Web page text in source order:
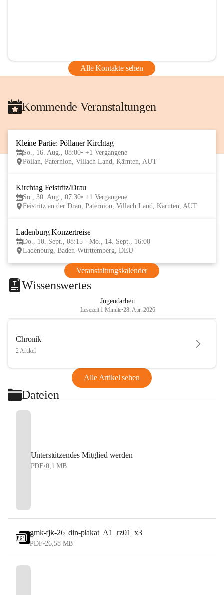
Alle Kontakte sehen
Kommende Veranstaltungen
Kleine Partie: Pöllaner Kirchtag
So., 16. Aug., 08:00 +1 Vergangene
Pöllan, Paternion, Villach Land, Kärnten, AUT
Kirchtag Feistritz/Drau
So., 30. Aug., 07:30 +1 Vergangene
Feistritz an der Drau, Paternion, Villach Land, Kärnten, AUT
Ladenburg Konzertreise
Do., 10. Sept., 08:15 - Mo., 14. Sept., 16:00
Ladenburg, Baden-Württemberg, DEU
Veranstaltungskalender
Wissenswertes
Jugendarbeit
Lesezeit 1 Minute•28. Apr. 2026
Chronik
2 Artikel
Alle Artikel sehen
Dateien
Unterstützendes Mitglied werden
PDF•0,1 MB
gmk-fjk-26_din-plakat_A1_rz01_x3
PDF•26,58 MB